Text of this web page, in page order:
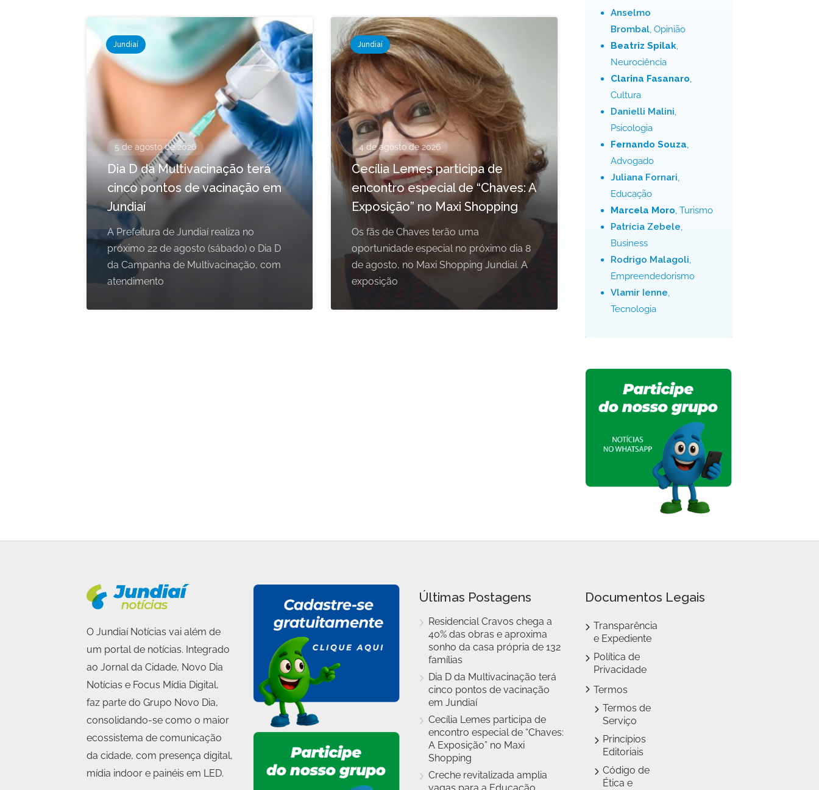
Jundiaí
5 de agosto de 2026
Dia D da Multivacinação terá
cinco pontos de vacinação em
Jundiaí
A Prefeitura de Jundiaí realiza no
próximo 22 de agosto (sábado) o Dia D
da Campanha de Multivacinação, com
atendimento
Jundiaí
4 de agosto de 2026
Cecília Lemes participa de
encontro especial de “Chaves: A
Exposição” no Maxi Shopping
Os fãs de Chaves terão uma
oportunidade especial no próximo dia 8
de agosto, no Maxi Shopping Jundiaí. A
exposição
Anselmo
Brombal, Opinião
Beatriz Spilak,
Neurociência
Clarina Fasanaro,
Cultura
Danielli Malini,
Psicologia
Fernando Souza,
Advogado
Juliana Fornari,
Educação
Marcela Moro, Turismo
Patrícia Zebele,
Business
Rodrigo Malagoli,
Empreendedorismo
Vlamir Ienne,
Tecnologia
O Jundiaí Notícias vai além de
um portal de notícias. Integrado
ao Jornal da Cidade, Novo Dia
Notícias e Focus Mídia Digital,
faz parte do Grupo Novo Dia,
consolidando-se como o maior
ecossistema de comunicação
da cidade, com presença digital,
mídia indoor e painéis em LED.
Últimas Postagens
Residencial Cravos chega a
40% das obras e aproxima
sonho da casa própria de 132
famílias
Dia D da Multivacinação terá
cinco pontos de vacinação
em Jundiaí
Cecília Lemes participa de
encontro especial de “Chaves:
A Exposição” no Maxi
Shopping
Creche revitalizada amplia
Documentos Legais
Transparência
e Expediente
Política de
Privacidade
Termos
Termos de
Serviço
Princípios
Editoriais
Código de
Ética e